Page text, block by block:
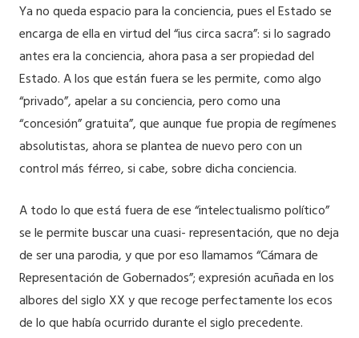
Ya no queda espacio para la conciencia, pues el Estado se
encarga de ella en virtud del “ius circa sacra”: si lo sagrado
antes era la conciencia, ahora pasa a ser propiedad del
Estado. A los que están fuera se les permite, como algo
“privado”, apelar a su conciencia, pero como una
“concesión” gratuita”, que aunque fue propia de regímenes
absolutistas, ahora se plantea de nuevo pero con un
control más férreo, si cabe, sobre dicha conciencia.
A todo lo que está fuera de ese “intelectualismo político”
se le permite buscar una cuasi- representación, que no deja
de ser una parodia, y que por eso llamamos “Cámara de
Representación de Gobernados”; expresión acuñada en los
albores del siglo XX y que recoge perfectamente los ecos
de lo que había ocurrido durante el siglo precedente.